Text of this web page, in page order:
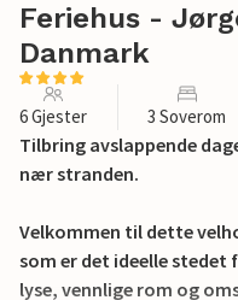
Feriehus -
Danmark
6 Gjester 3 Soverom
Tilbring avslappende
nær stranden.
Velkommen til dette
som er det ideelle stedet
lyse, vennlige rom og